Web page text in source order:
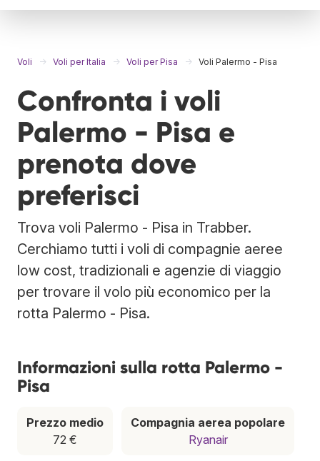
Voli Voli per Italia Voli per Pisa Voli Palermo - Pisa
Confronta i voli
Palermo - Pisa e
prenota dove
preferisci
Trova voli Palermo - Pisa in Trabber.
Cerchiamo tutti i voli di compagnie aeree
low cost, tradizionali e agenzie di viaggio
per trovare il volo più economico per la
rotta Palermo - Pisa.
Informazioni sulla rotta Palermo -
Pisa
Prezzo medio
72 €
Compagnia aerea popolare
Ryanair